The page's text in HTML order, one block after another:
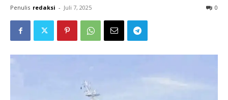
Penulis redaksi - Juli 7, 2025 0